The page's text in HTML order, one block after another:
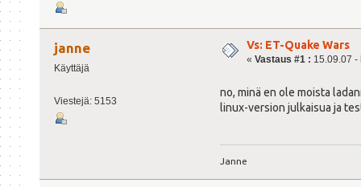
janne
Käyttäjä
Viestejä: 5153
Vs: ET-Quake Wars
« Vastaus #1 : 15.09.07 -
no, minä en ole moista
linux-version julkaisua ja
Janne